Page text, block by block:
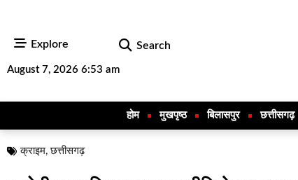
Explore Search
August 7, 2026 6:53 am
होम मुखपृष्ठ बिलासपुर छत्तीसगढ़
क्राइम,छत्तीसगढ़